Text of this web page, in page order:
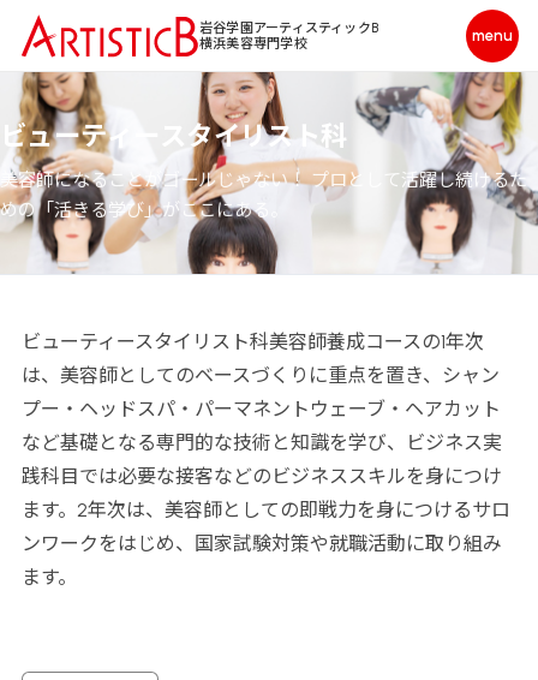
岩谷学園アーティスティックB
横浜美容専門学校
ビューティースタイリスト科
美容師になることがゴールじゃない！ プロとして活躍し続けるた
めの「活きる学び」がここにある。
ビューティースタイリスト科美容師養成コースの1年次
は、美容師としてのベースづくりに重点を置き、シャン
プー・ヘッドスパ・パーマネントウェーブ・ヘアカット
など基礎となる専門的な技術と知識を学び、ビジネス実
践科目では必要な接客などのビジネススキルを身につけ
ます。2年次は、美容師としての即戦力を身につけるサロ
ンワークをはじめ、国家試験対策や就職活動に取り組み
ます。